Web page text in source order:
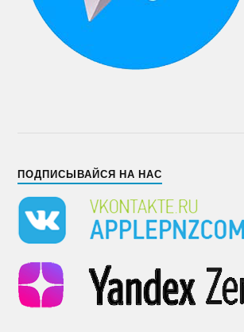
ПОДПИСЫВАЙСЯ НА НАС